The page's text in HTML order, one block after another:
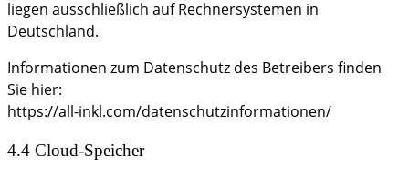
liegen ausschließlich auf Rechnersystemen in
Deutschland.
Informationen zum Datenschutz des Betreibers finden
Sie hier:
https://all-inkl.com/datenschutzinformationen/
4.4 Cloud-Speicher